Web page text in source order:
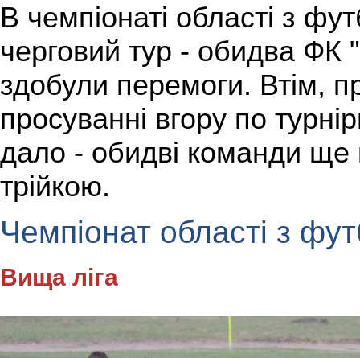
В чемпіонаті області з
черговий тур - обидва ФК
здобули перемоги. Втім,
просуванні вгору по
дало - обидві команди ще
трійкою.
Чемпіонат області з
Вища ліга